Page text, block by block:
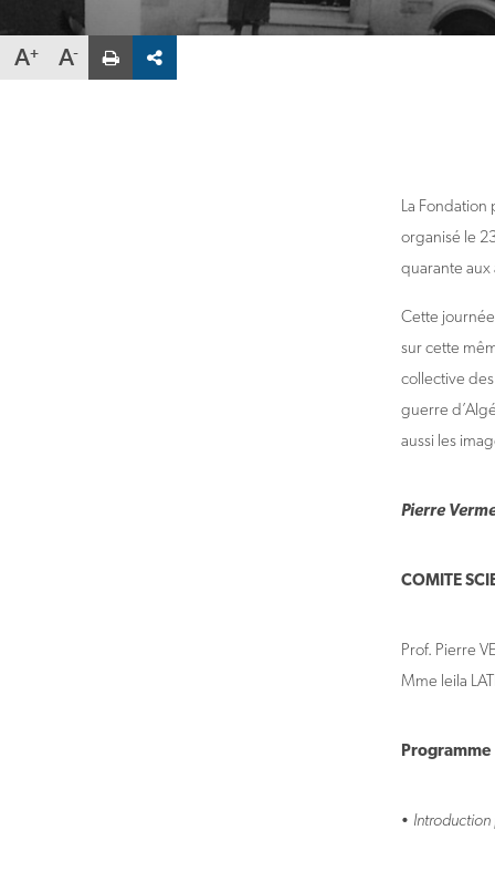
A A
La
organisé le
quarante aux
Cette
sur cette
collective
guerre
aussi les
Pierre
COMITE
Prof. Pierre
Mme leila
• Introduction